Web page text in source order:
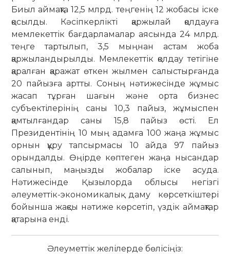
Биыл аймақта 12,5 млрд. теңгенің 12 жобасы іске
қосылды. Кәсіпкерлікті қаржылай қолдауға
мемлекеттік бағдарламалар аясында 24 млрд.
теңге тартылып, 3,5 мыңнан астам жоба
қаржыландырылды. Мемлекеттік қолдау тетігіне
қаралған қаражат өткен жылмен салыстырғанда
20 пайызға артты. Соның нәтижесінде жұмыс
жасап тұрған шағын және орта бизнес
субъектілерінің саны 10,3 пайыз, жұмыспен
қамтылғандар саны 15,8 пайыз өсті. Ел
Президентінің 10 мың адамға 100 жаңа жұмыс
орнын құру тапсырмасы 10 айда 97 пайыз
орындалды. Өңірде көптеген жаңа нысандар
салынып, маңызды жобалар іске асуда.
Нәтижесінде Қызылорда облысы негізгі
әлеуметтік-экономикалық даму көрсеткіштері
бойынша жақсы нәтиже көрсетіп, үздік аймақтар
қатарына енді.
Әлеуметтік желілерде бөлісіңіз: